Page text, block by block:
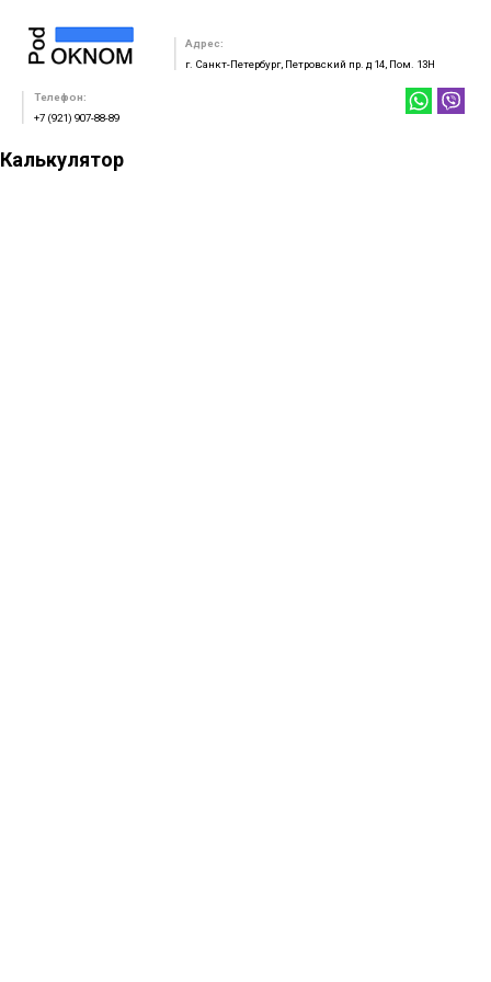
Адрес:
г. Санкт-Петербург, Петровский пр. д 14, Пом. 13Н
Телефон:
+7 (921) 907-88-89
Калькулятор